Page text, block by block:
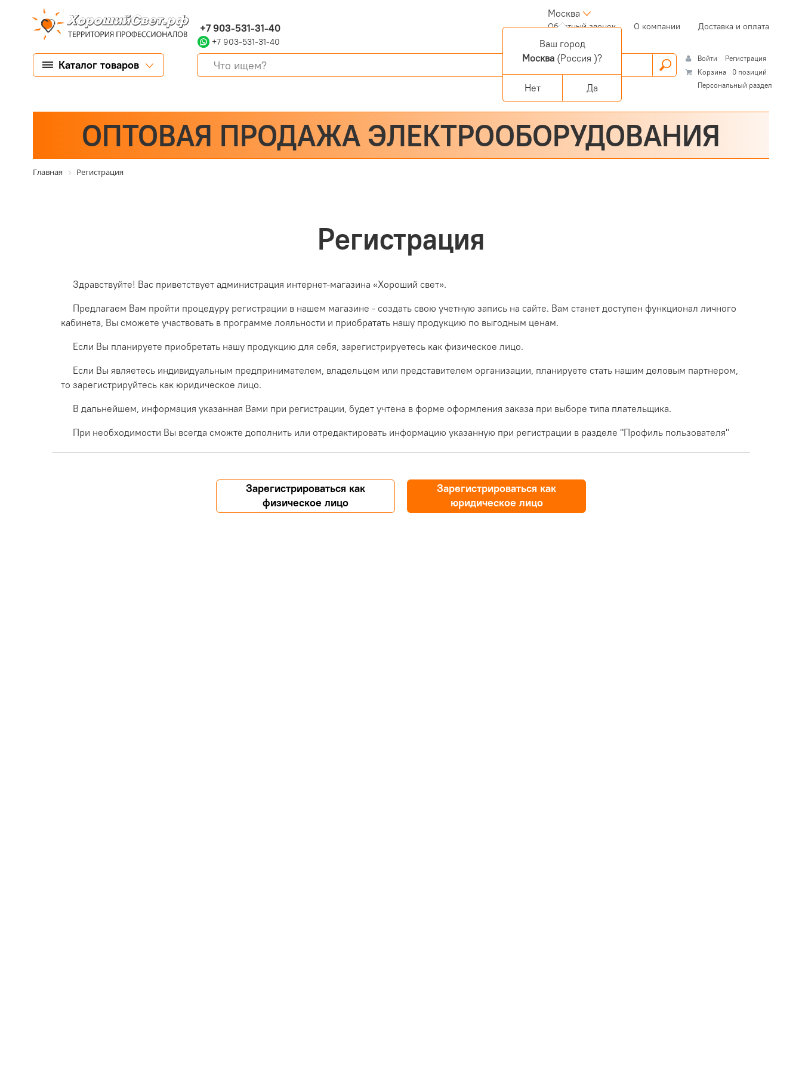
+7 903-531-31-40
+7 903-531-31-40
Москва
Обратный звонок(current)О компании Доставка и оплата
Каталог товаров Войти
Регистрация
Корзина
0 позиций
Персональный раздел
ОПТОВАЯ ПРОДАЖА ЭЛЕКТРООБОРУДОВАНИЯ
Главная Регистрация
Регистрация
Здравствуйте! Вас приветствует администрация интернет-магазина «Хороший свет».
Предлагаем Вам пройти процедуру регистрации в нашем магазине - создать свою учетную запись на сайте. Вам станет доступен функционал личного
кабинета, Вы сможете участвовать в программе лояльности и приобратать нашу продукцию по выгодным ценам.
Если Вы планируете приобретать нашу продукцию для себя, зарегистрируетесь как физическое лицо.
Если Вы являетесь индивидуальным предпринимателем, владельцем или представителем организации, планируете стать нашим деловым партнером,
то зарегистрируйтесь как юридическое лицо.
В дальнейшем, информация указанная Вами при регистрации, будет учтена в форме оформления заказа при выборе типа плательщика.
При необходимости Вы всегда сможте дополнить или отредактировать информацию указанную при регистрации в разделе "Профиль пользователя"
Зарегистрироваться как
физическое лицо
Зарегистрироваться как
юридическое лицо
Ваш город
Москва (Россия )?
Нет Да